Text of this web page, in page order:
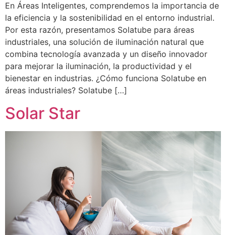
En Áreas Inteligentes, comprendemos la importancia de
la eficiencia y la sostenibilidad en el entorno industrial.
Por esta razón, presentamos Solatube para áreas
industriales, una solución de iluminación natural que
combina tecnología avanzada y un diseño innovador
para mejorar la iluminación, la productividad y el
bienestar en industrias. ¿Cómo funciona Solatube en
áreas industriales? Solatube […]
Solar Star